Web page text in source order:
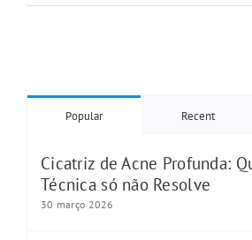
Popular Recent
Cicatriz de Acne Profunda:
Técnica só não Resolve
30 março 2026